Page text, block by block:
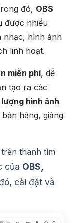
đó, OBS
được nhiều
nhạc, hình ảnh
linh hoạt.
miễn phí, dễ
tạo ra các
hình ảnh
hàng, giảng
trên thanh tìm
của OBS,
cài đặt và